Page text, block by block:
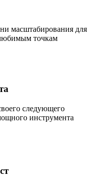
масштабирования для
точкам
следующего
инструмента